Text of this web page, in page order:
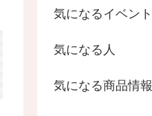
気になるイベント
気になる人
気になる商品情報